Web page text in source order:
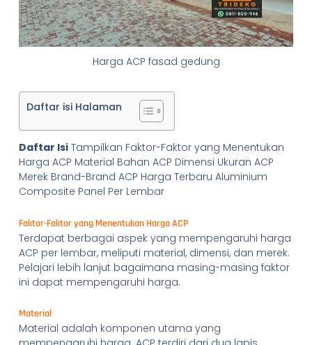
Harga ACP fasad gedung
Daftar isi Halaman
Daftar IsiTampilkan Faktor-Faktor yang Menentukan
Harga ACP Material Bahan ACP Dimensi Ukuran ACP
Merek Brand-Brand ACP Harga Terbaru Aluminium
Composite Panel Per Lembar
Faktor-Faktor yang Menentukan Harga ACP
Terdapat berbagai aspek yang mempengaruhi harga
ACP per lembar, meliputi material, dimensi, dan merek.
Pelajari lebih lanjut bagaimana masing-masing faktor
ini dapat mempengaruhi harga.
Material
Material adalah komponen utama yang